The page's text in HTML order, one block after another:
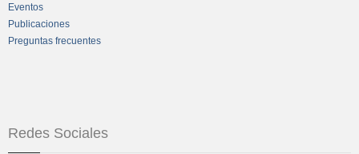
Eventos
Publicaciones
Preguntas frecuentes
Redes Sociales